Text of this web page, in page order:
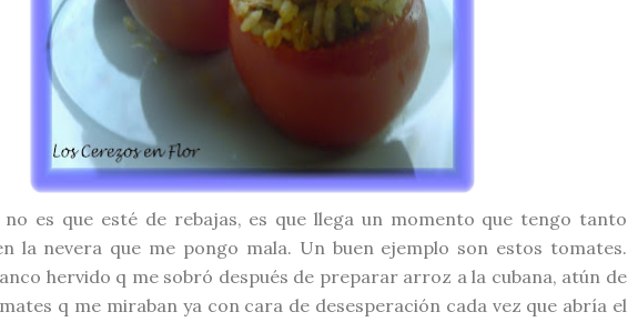
no es que esté de rebajas, es que llega un momento que tengo tanto
la nevera que me pongo mala. Un buen ejemplo son estos tomates.
hervido q me sobró después de preparar arroz a la cubana, atún de
q me miraban ya con cara de desesperacióncada vez que abría el